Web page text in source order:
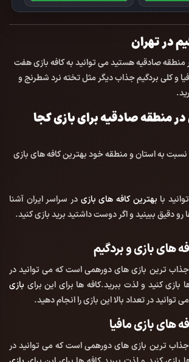
درتهران
منطقهصادقیههستید می توانید بهکافه بازی هفت
و کلی بردگیم جذاب دیگر مثل تخته نرد شطرنج و
در منطقهصادقیهبرای بازی کجا
به استان و منطقه خود بهترین کافه های بازی
با بهترین کافه های بازی در سراسر ایران آشنا
دقیق ببینید و اگر دوست داشتید برید بازی کنید.
های بازی و بردگیم
جذاب ترین بازی های دورهمی است که می توانید در
بازی کنید و لذت ببرید.کافه ها برای این برای بازی
در تعداد بالا این بازی را انجام دهید.
های بازی مافیا
جذاب ترین بازی های دورهمی است که می توانید در